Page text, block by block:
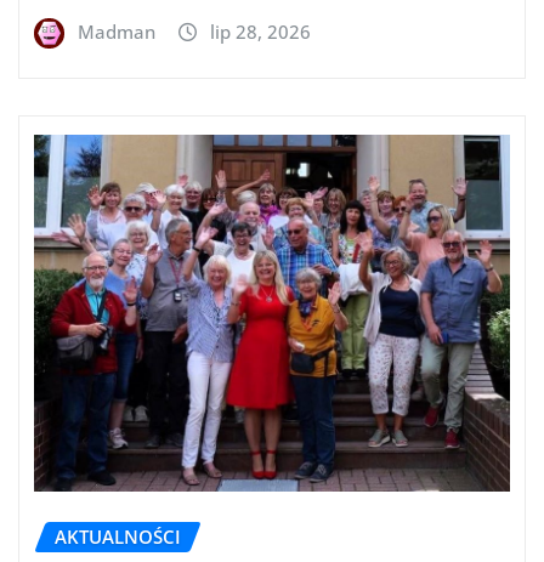
Madman lip 28, 2026
AKTUALNOŚCI